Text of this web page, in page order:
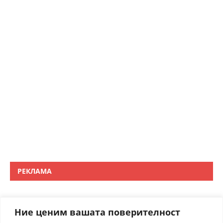
Ние ценим вашата поверителност
РЕКЛАМА